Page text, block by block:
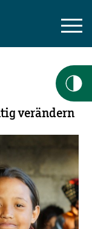
verändern